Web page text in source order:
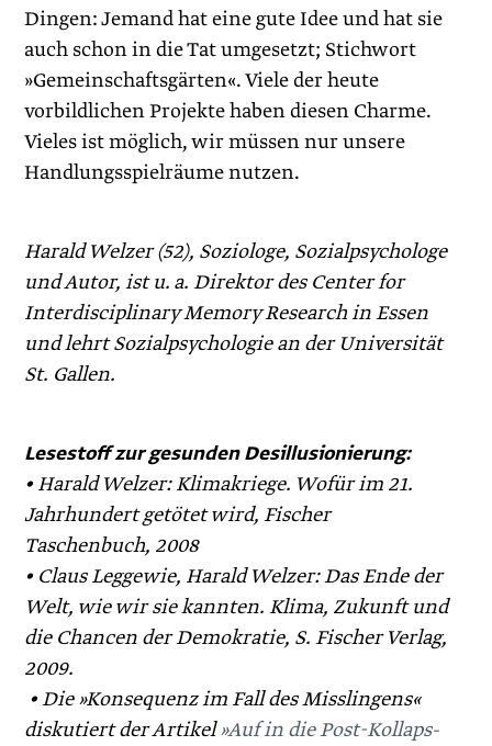
Dingen: Jemand hat eine gute Idee und hat sie
auch schon in die Tat umgesetzt; Stichwort
»Gemeinschaftsgärten«. Viele der heute
vorbildlichen Projekte haben diesen Charme.
Vieles ist möglich, wir müssen nur unsere
Handlungsspielräume nutzen.
Harald Welzer (52), Soziologe, Sozialpsychologe
und Autor, ist u. a. Direktor des Center for
Interdisciplinary Memory Research in Essen
und lehrt Sozialpsychologie an der Universität
St. Gallen.
Lesestoff zur gesunden Desillusionierung:
• Harald Welzer: Klimakriege. Wofür im 21.
Jahrhundert getötet wird, Fischer
Taschenbuch, 2008
• Claus Leggewie, Harald Welzer: Das Ende der
Welt, wie wir sie kannten. Klima, Zukunft und
die Chancen der Demokratie, S. Fischer Verlag,
2009.
• Die »Konsequenz im Fall des Misslingens«
diskutiert der ­Artikel»Auf in die Post-Kollaps-